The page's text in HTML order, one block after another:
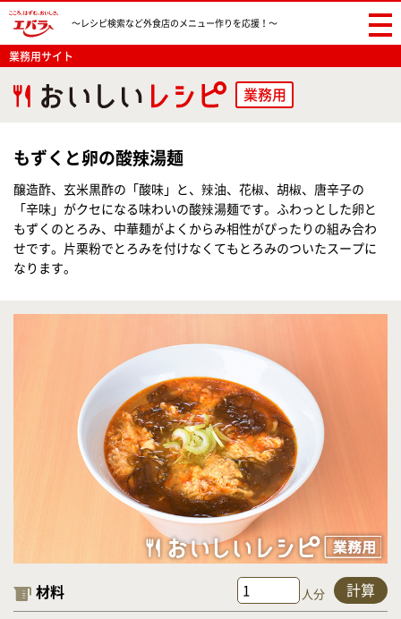
〜レシピ検索など外食店のメニュー作りを応援！〜
業務用サイト
業務用
もずくと卵の酸辣湯麺
醸造酢、玄米黒酢の「酸味」と、辣油、花椒、胡椒、唐辛子の
「辛味」がクセになる味わいの酸辣湯麺です。ふわっとした卵と
もずくのとろみ、中華麺がよくからみ相性がぴったりの組み合わ
せです。片栗粉でとろみを付けなくてもとろみのついたスープに
なります。
材料 人分 計算